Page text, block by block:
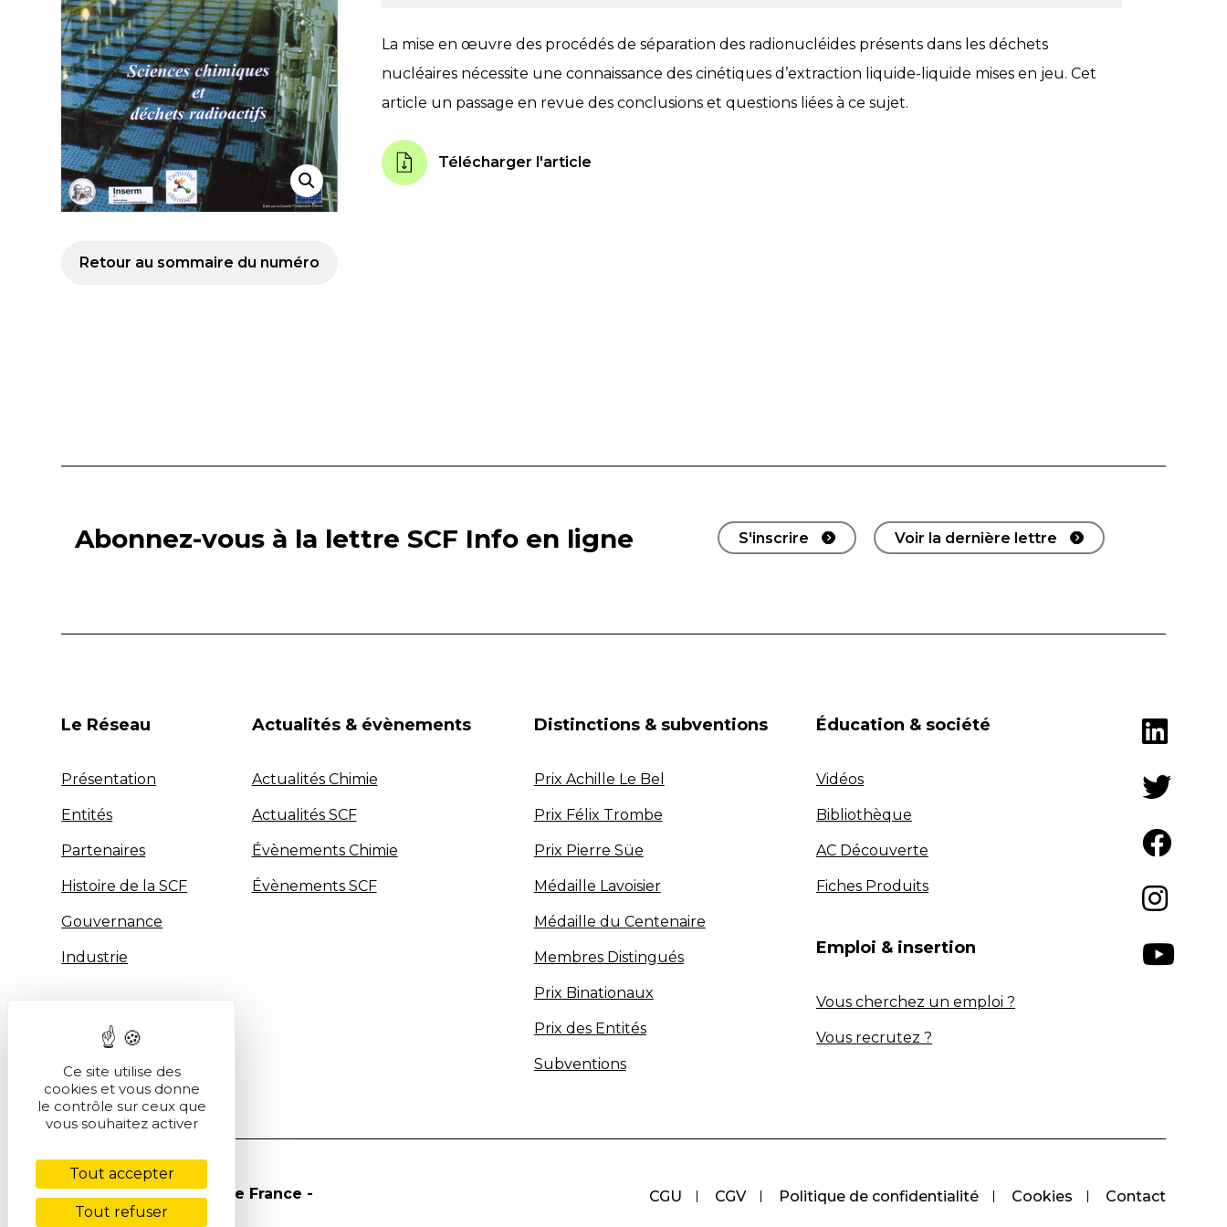
Retour au sommaire du numéro
La mise en œuvre des procédés de séparation des radionucléides présents dans les déchets
nucléaires nécessite une connaissance des cinétiques d’extraction liquide-liquide mises en jeu. Cet
article un passage en revue des conclusions et questions liées à ce sujet.
Télécharger l'article
Abonnez-vous à la lettre SCF Info en ligne S'inscrire Voir la dernière lettre
Le Réseau
Présentation
Entités
Partenaires
Histoire de la SCF
Gouvernance
Industrie
Actualités & évènements
Actualités Chimie
Actualités SCF
Évènements Chimie
Évènements SCF
Distinctions & subventions
Prix Achille Le Bel
Prix Félix Trombe
Prix Pierre Süe
Médaille Lavoisier
Médaille du Centenaire
Membres Distingués
Prix Binationaux
Prix des Entités
Subventions
Éducation & société
Vidéos
Bibliothèque
AC Découverte
Fiches Produits
Emploi & insertion
Vous cherchez un emploi ?
Vous recrutez ?
CGU CGV Politique de confidentialité Cookies Contact
© Société Chimique de France -
Ce site utilise des
cookies et vous donne
le contrôle sur ceux que
vous souhaitez activer
Tout accepter
Tout refuser